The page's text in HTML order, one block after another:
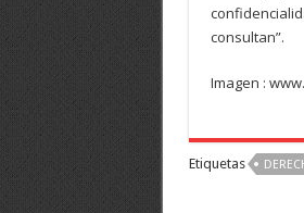
consultan”.
Imagen :
Etiquetas